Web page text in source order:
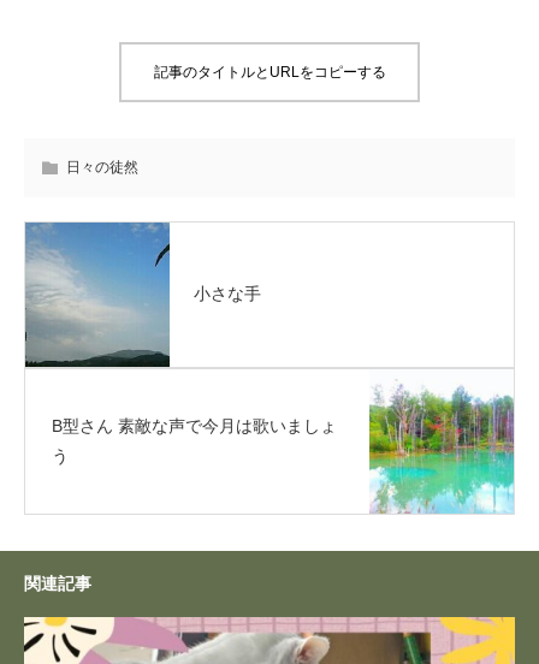
記事のタイトルとURLをコピーする
日々の徒然
小さな手
B型さん 素敵な声で今月は歌いましょ
う
関連記事